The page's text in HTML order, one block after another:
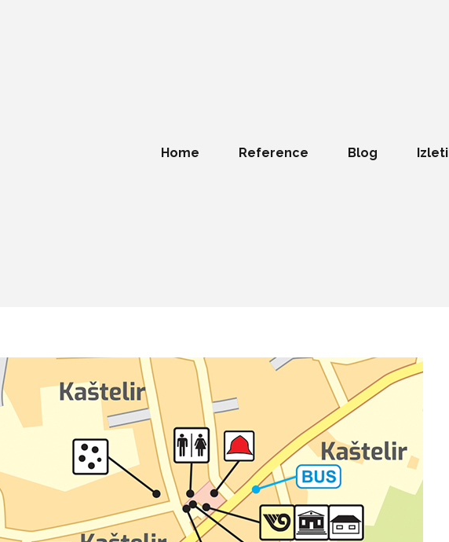
Home Reference Blog Izleti